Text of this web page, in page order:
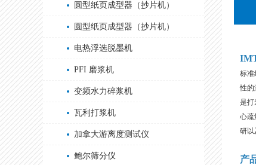
圆型纸页成型器（抄片机）
圆型纸页成型器（抄片机）
电热浮选脱墨机
PFI 磨浆机
变频水力碎浆机
瓦利打浆机
加拿大游离度测试仪
鲍尔筛分仪
标准
性的
是打
心疏
研以
产